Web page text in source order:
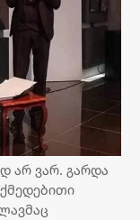
არ ვარ. გარდა